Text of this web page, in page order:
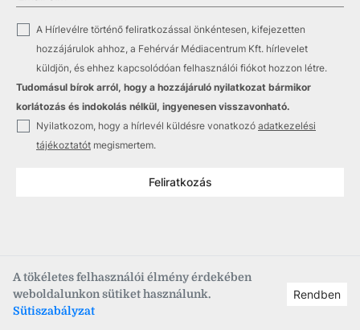
A tökéletes felhasználói élmény érdekében
weboldalunkon sütiket használunk.
Sütiszabályzat
Rendben
A Hírlevélre történő feliratkozással önkéntesen, kifejezetten
hozzájárulok ahhoz, a Fehérvár Médiacentrum Kft. hírlevelet
küldjön, és ehhez kapcsolódóan felhasználói fiókot hozzon létre.
Tudomásul bírok arról, hogy a hozzájáruló nyilatkozat bármikor
korlátozás és indokolás nélkül, ingyenesen visszavonható.
Nyilatkozom, hogy a hírlevél küldésre vonatkozó adatkezelési
tájékoztatót megismertem.
Feliratkozás
Copyright © 2021–2026 Fehérvár Médiacentrum, fmc.hu